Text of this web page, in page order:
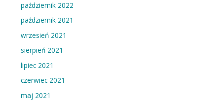
i
e
w
p
i
s
październik 2022
październik 2021
wrzesień 2021
sierpień 2021
lipiec 2021
czerwiec 2021
maj 2021